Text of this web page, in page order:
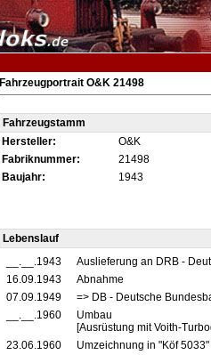
Fahrzeugportrait O&K 21498
Fahrzeugstamm
Hersteller:
O&K
Fabriknummer:
21498
Baujahr:
1943
Lebenslauf
__.__.1943
Auslieferung an DRB -
16.09.1943
Abnahme
07.09.1949
=> DB - Deutsche
__.__.1960
Umbau
[Ausrüstung mit Voith-
23.06.1960
Umzeichnung in "Köf 5033"